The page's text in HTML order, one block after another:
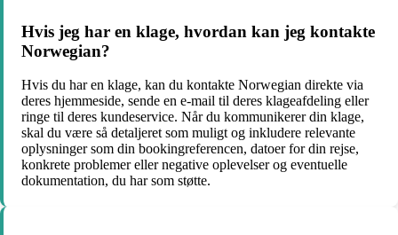
Hvis jeg har en klage, hvordan kan jeg kontakte
Norwegian?
Hvis du har en klage, kan du kontakte Norwegian direkte via
deres hjemmeside, sende en e-mail til deres klageafdeling eller
ringe til deres kundeservice. Når du kommunikerer din klage,
skal du være så detaljeret som muligt og inkludere relevante
oplysninger som din bookingreferencen, datoer for din rejse,
konkrete problemer eller negative oplevelser og eventuelle
dokumentation, du har som støtte.